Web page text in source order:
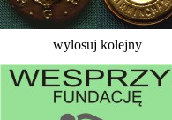
wylosuj kolejny